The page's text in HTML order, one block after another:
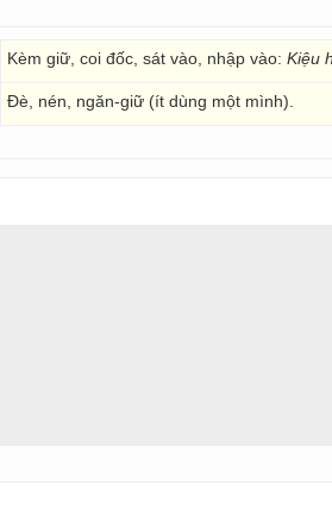
Kèm giữ, coi đốc, sát vào, nhập vào: Kiệu
Đè, nén, ngăn-giữ (ít dùng một mình).